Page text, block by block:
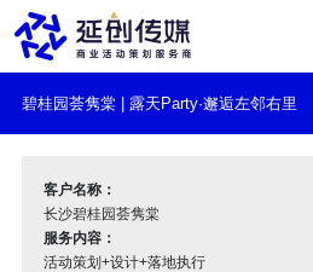
碧桂园荟隽棠 | 露天Party·邂逅左邻右里
客户名称：
长沙碧桂园荟隽棠
服务内容：
活动策划+设计+落地执行